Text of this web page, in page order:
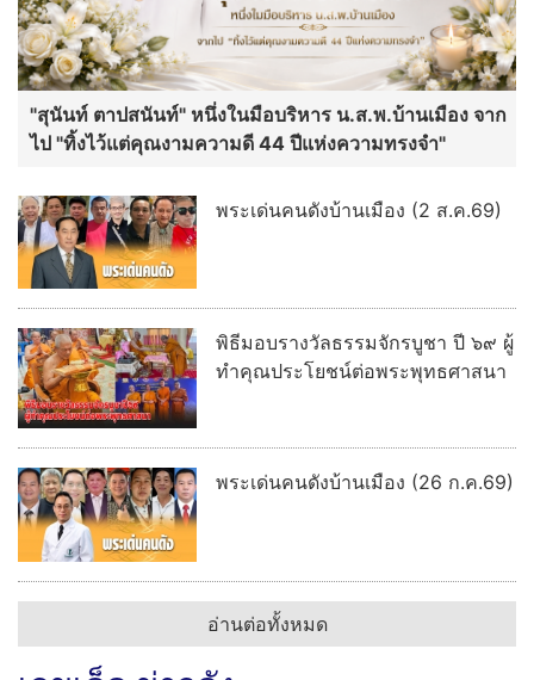
"สุนันท์ ตาปสนันท์" หนึ่งในมือบริหาร น.ส.พ.บ้านเมือง จาก
ไป "ทิ้งไว้แต่คุณงามความดี 44 ปีแห่งความทรงจำ"
พระเด่นคนดังบ้านเมือง (2 ส.ค.69)
พิธีมอบรางวัลธรรมจักรบูชา ปี ๖๙ ผู้
ทำคุณประโยชน์ต่อพระพุทธศาสนา
พระเด่นคนดังบ้านเมือง (26 ก.ค.69)
อ่านต่อทั้งหมด